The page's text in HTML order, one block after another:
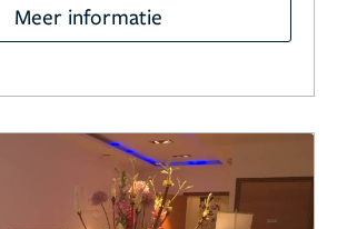
Meer informatie